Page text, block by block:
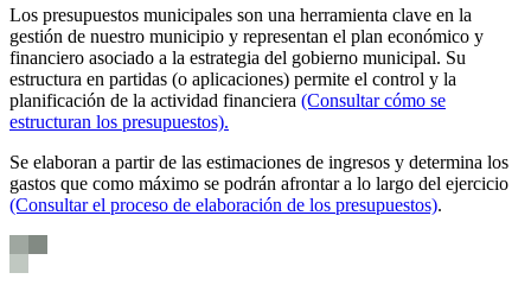
Los presupuestos municipales son una herramienta clave en la
gestión de nuestro municipio y representan el plan económico y
financiero asociado a la estrategia del gobierno municipal. Su
estructura en partidas (o aplicaciones) permite el control y la
planificación de la actividad financiera (Consultar cómo se
estructuran los presupuestos).
Se elaboran a partir de las estimaciones de ingresos y determina los
gastos que como máximo se podrán afrontar a lo largo del ejercicio
(Consultar el proceso de elaboración de los presupuestos).